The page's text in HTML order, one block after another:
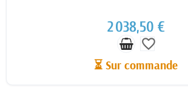
2 038,50 €
favorite_border
⏳ Sur commande